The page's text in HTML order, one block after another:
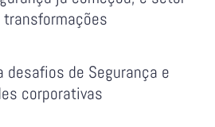
desafios de Segurança e
corporativas